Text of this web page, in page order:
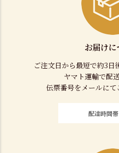
お届けに
ご注文日から最短で約3日
ヤマト運輸で配
伝票番号をメールにて
配達時間